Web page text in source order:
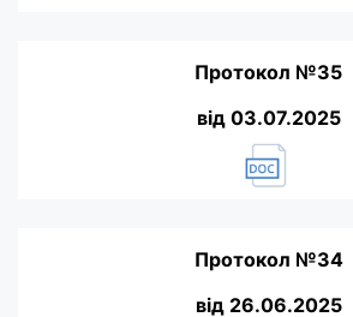
Протокол №35
від 03.07.2025
Протокол №34
від 26.06.2025